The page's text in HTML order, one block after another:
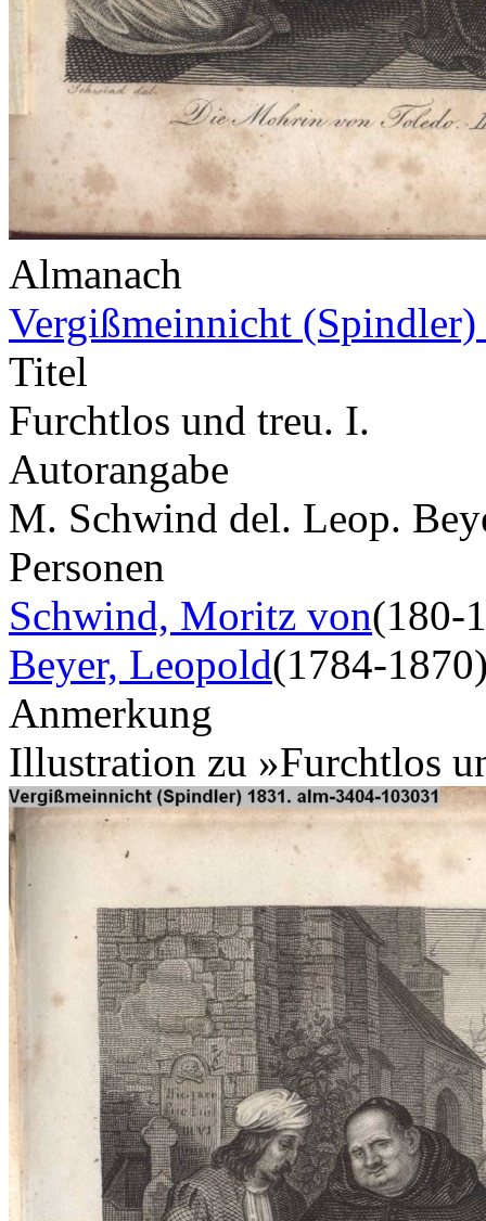
Almanach
Vergißmeinnicht (Spindler)
Titel
Furchtlos und treu. I.
Autorangabe
M. Schwind del. Leop.
Personen
Schwind, Moritz von(180-
Beyer, Leopold(1784-
Anmerkung
Illustration zu »Furchtlos